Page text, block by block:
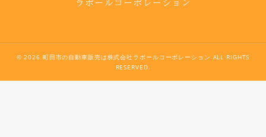
© 2026 町田市の自動車販売は株式会社ラポールコーポレーション ALL RIGHTS
RESERVED.